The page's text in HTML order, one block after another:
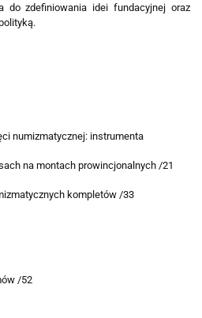
do zdefiniowania idei fundacyjnej oraz
numizmatycznej: instrumenta
na montach prowincjonalnych /21
kompletów /33
/52